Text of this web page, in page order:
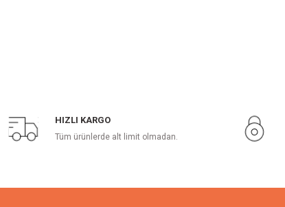
5.000,00 TL 3.850,00 TL
HIZLI KARGO
Tüm ürünlerde alt limit olmadan.